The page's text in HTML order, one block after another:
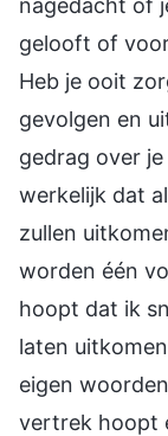
gelooft of
Heb je ooit
gevolgen en
gedrag over
werkelijk dat
zullen
worden één
hoopt dat ik
laten
eigen
vertrek hoopt